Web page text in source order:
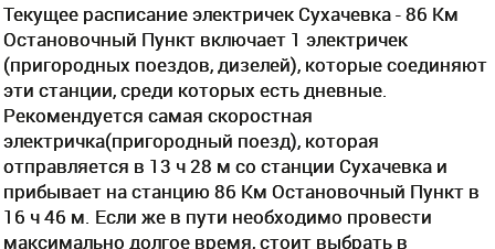
Текущее расписание электричек Сухачевка - 86 Км
Остановочный Пункт включает 1 электричек
(пригородных поездов, дизелей), которые соединяют
эти станции, среди которых есть дневные.
Рекомендуется самая скоростная
электричка(пригородный поезд), которая
отправляется в 13 ч 28 м со станции Сухачевка и
прибывает на станцию 86 Км Остановочный Пункт в
16 ч 46 м. Если же в пути необходимо провести
максимально долгое время, стоит выбрать в